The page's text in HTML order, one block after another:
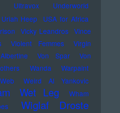
Ultravox Underworld
Uriah Heep
USA for Africa
Vicky Leandros Vince
Violent Femmes
Virgin
Von Spar
Von
Wanda Warpaint
Weird Al Yankovic
Wet Leg
Wham
Wiglaf Droste